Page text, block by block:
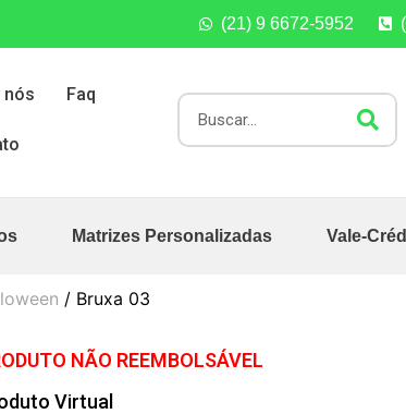
(21) 9 6672-5952
nós Faq
Matrizes Personalizadas Vale-
/ Bruxa 03
NÃO REEMBOLSÁVEL
Virtual